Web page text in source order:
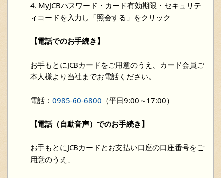
4. MyJCBパスワード・カード有効期限・セキュリテ
ィコードを入力し「照会する」をクリック
【電話でのお手続き】
お手もとにJCBカードをご用意のうえ、カード会員ご
本人様より当社までお電話ください。
電話： 0985-60-6800 （平日9:00～17:00）
【電話（自動音声）でのお手続き】
お手もとにJCBカードとお支払い口座の口座番号をご
用意のうえ、